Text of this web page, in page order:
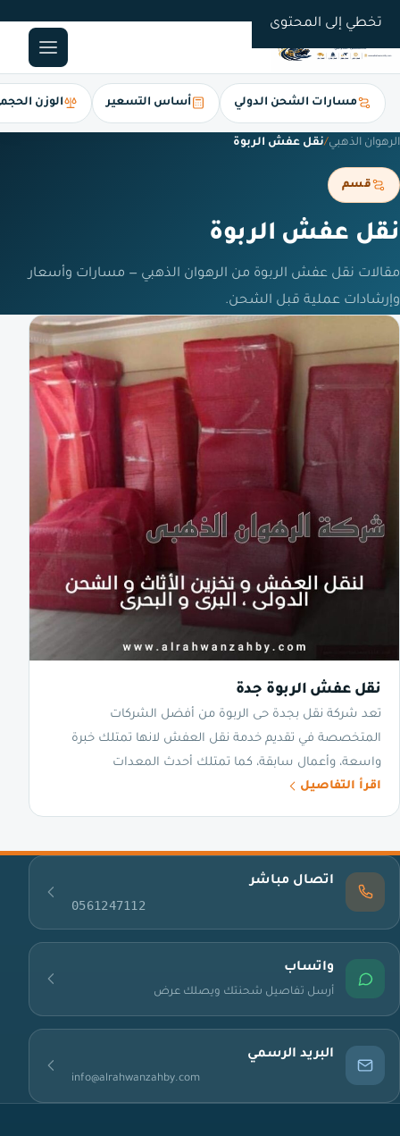
تخطي إلى المحتوى
مسارات الشحن الدولي أساس التسعير الوزن
الرهوان الذهبي/نقل عفش الربوة
قسم
نقل عفش الربوة
مقالات نقل عفش الربوة من الرهوان الذهبي — مسارات وأسعار
وإرشادات عملية قبل الشحن.
نقل عفش الربوة جدة
تعد شركة نقل بجدة حى الربوة من أفضل الشركات
المتخصصة في تقديم خدمة نقل العفش لانها تمتلك خبرة
واسعة، وأعمال سابقة، كما تمتلك أحدث المعدات
اقرأ التفاصيل
اتصال مباشر
0561247112
واتساب
أرسل تفاصيل شحنتك ويصلك عرض
البريد الرسمي
info@alrahwanzahby.com